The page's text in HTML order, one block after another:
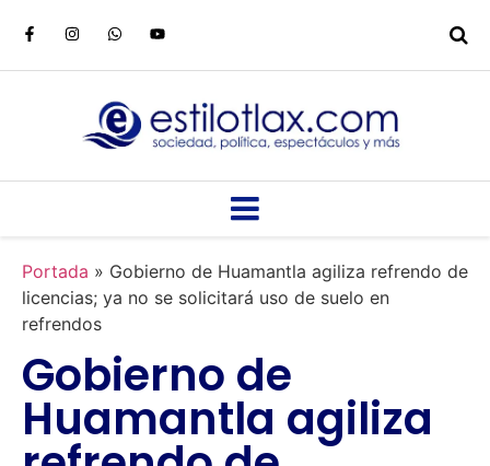
Portada » Gobierno de Huamantla agiliza refrendo de
licencias; ya no se solicitará uso de suelo en
refrendos
Gobierno de
Huamantla agiliza